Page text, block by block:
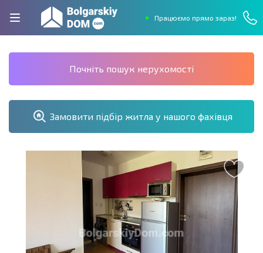
Працюємо прямо зараз!
Почніть пошук нерухомості
Замовити підбір житла у нашого фахівця